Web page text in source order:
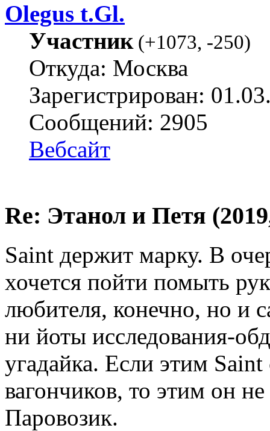
Olegus t.Gl.
Участник(+1073, -250)
Откуда: Москва
Зарегистрирован:
Сообщений: 2905
Вебсайт
Re: Этанол и Петя
Saint держит марку. В
хочется пойти помыть
любителя, конечно, но и
ни йоты исследования-
угадайка. Если этим Saint
вагончиков, то этим он
Паровозик.